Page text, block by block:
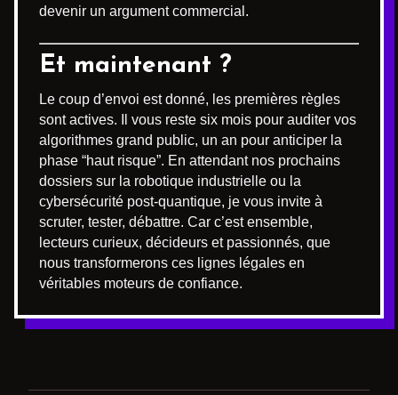
devenir un argument commercial.
Et maintenant ?
Le coup d’envoi est donné, les premières règles
sont actives. Il vous reste six mois pour auditer vos
algorithmes grand public, un an pour anticiper la
phase “haut risque”. En attendant nos prochains
dossiers sur la robotique industrielle ou la
cybersécurité post-quantique, je vous invite à
scruter, tester, débattre. Car c’est ensemble,
lecteurs curieux, décideurs et passionnés, que
nous transformerons ces lignes légales en
véritables moteurs de confiance.